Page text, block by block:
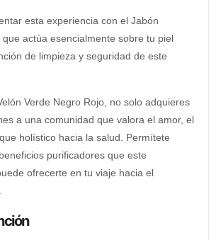
esta experiencia con el Jabón
que actúa esencialmente sobre tu piel
de limpieza y seguridad de este
Verde Negro Rojo, no solo adquieres
a una comunidad que valora el amor, el
holístico hacia la salud. Permítete
purificadores que este
ofrecerte en tu viaje hacia el